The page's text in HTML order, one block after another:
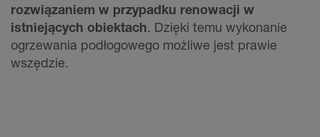
rozwiązaniem w przypadku renowacji w
istniejących obiektach. Dzięki temu wykonanie
ogrzewania podłogowego możliwe jest prawie
wszędzie.